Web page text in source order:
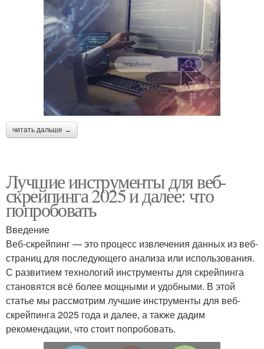
читать дальше →
Лучшие инструменты для веб-
скрейпинга 2025 и далее: что
попробовать
Введение
Веб-скрейпинг — это процесс извлечения данных из веб-
страниц для последующего анализа или использования.
С развитием технологий инструменты для скрейпинга
становятся всё более мощными и удобными. В этой
статье мы рассмотрим лучшие инструменты для веб-
скрейпинга 2025 года и далее, а также дадим
рекомендации, что стоит попробовать.